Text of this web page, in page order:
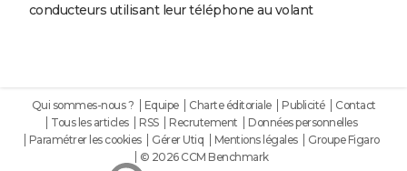
conducteurs utilisant leur téléphone au volant
Qui sommes-nous ? Equipe Charte éditoriale Publicité
Contact
Tous les articles
RSS Recrutement
Données personnelles
Paramétrer les cookies
Gérer Utiq Mentions légales
Groupe Figaro
© 2026 CCM Benchmark